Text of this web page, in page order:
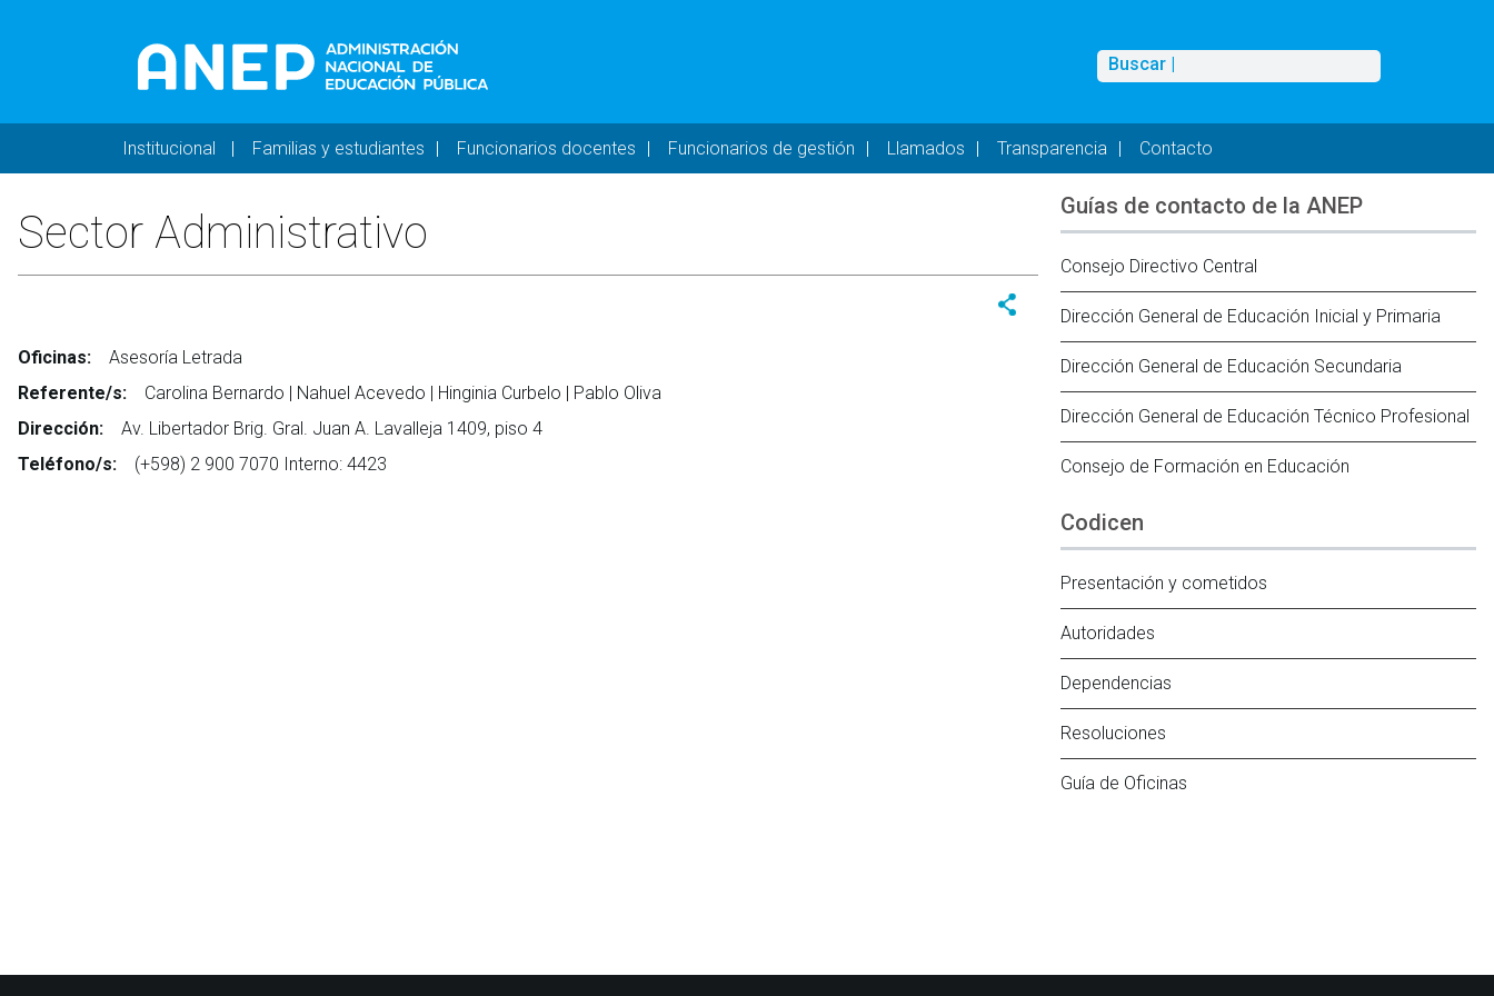
Buscar
Buscar |
Navegación principal - DESKTOP
Institucional Familias y estudiantes Funcionarios docentes Funcionarios de gestión Llamados Transparencia Contacto
Sector Administrativo
Oficinas:
Asesoría Letrada
Referente/s:
Carolina Bernardo | Nahuel Acevedo | Hinginia Curbelo | Pablo Oliva
Dirección:
Av. Libertador Brig. Gral. Juan A. Lavalleja 1409, piso 4
Teléfono/s:
(+598) 2 900 7070 Interno: 4423
Guías de contacto de la ANEP
Consejo Directivo Central
Dirección General de Educación Inicial y Primaria
Dirección General de Educación Secundaria
Dirección General de Educación Técnico Profesional
Consejo de Formación en Educación
Codicen
Presentación y cometidos
Autoridades
Dependencias
Resoluciones
Guía de Oficinas